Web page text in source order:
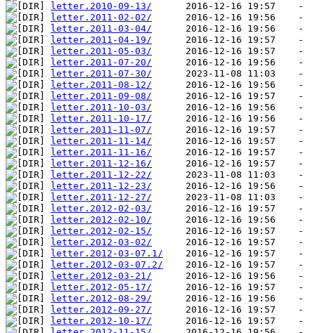
letter.2010-09-13/
letter.2011-02-02/
letter.2011-03-04/
letter.2011-04-19/
letter.2011-05-03/
letter.2011-07-20/
letter.2011-07-30/
letter.2011-08-12/
letter.2011-09-08/
letter.2011-10-03/
letter.2011-10-17/
letter.2011-11-07/
letter.2011-11-14/
letter.2011-11-16/
letter.2011-12-16/
letter.2011-12-22/
letter.2011-12-23/
letter.2011-12-27/
letter.2012-02-03/
letter.2012-02-10/
letter.2012-02-15/
letter.2012-03-02/
letter.2012-03-07.1/
letter.2012-03-07.2/
letter.2012-03-21/
letter.2012-05-17/
letter.2012-08-29/
letter.2012-09-27/
letter.2012-10-17/